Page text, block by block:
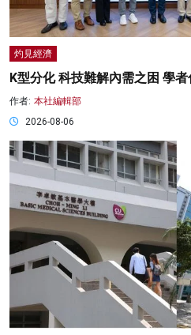
灼見經濟
K型分化 科技難解內需之困 學
作者: 本社編輯部
2026-08-06